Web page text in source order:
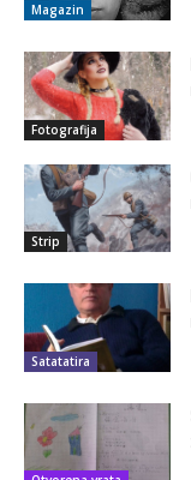
Magazin
Fotografija
Strip
Satatatira